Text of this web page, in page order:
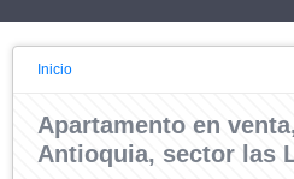
Inicio
Apartamento en
Antioquia, sector las